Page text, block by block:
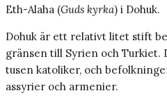
Eth-Alaha (Guds kyrka) i Dohuk.
Dohuk är ett relativt litet stift
gränsen till Syrien och
tusen katoliker, och
assyrier och armenier.